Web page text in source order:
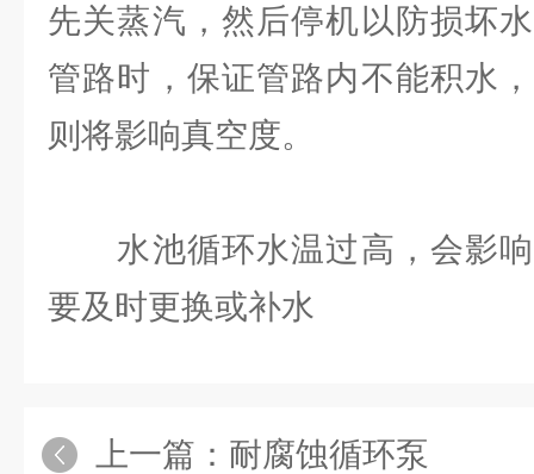
先关蒸汽，然后停机以防损坏
管路时，保证管路内不能积水
则将影响真空度。
水池循环水温过高，会影响
要及时更换或补水
上一篇： 耐腐蚀循环泵